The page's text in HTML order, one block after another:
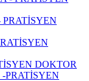
DOKTOR
PRATİSYEN